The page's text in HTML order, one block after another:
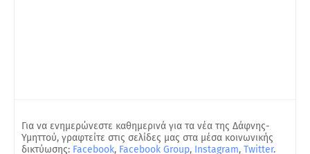
Για να ενημερώνεστε καθημερινά για τα νέα της Δάφνης-
Υμηττού, γραφτείτε στις σελίδες μας στα μέσα κοινωνικής
δικτύωσης: Facebook, Facebook Group, Instagram, Twitter.